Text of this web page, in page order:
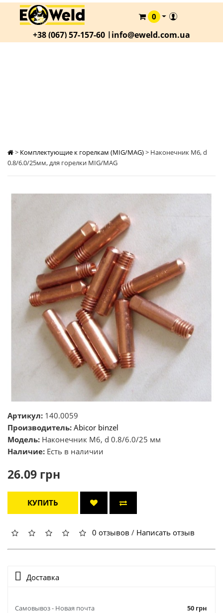
КАТАЛОГ
О
0
+38 (067) 57-157-60 |info@eweld.com.ua
> Комплектующие к горелкам (MIG/MAG)> Наконечник М6, d
0.8/6.0/25мм, для горелки MIG/MAG
Артикул: 140.0059
Производитель: Abicor binzel
Модель: Наконечник М6, d 0.8/6.0/25 мм
Наличие: Есть в наличии
26.09 грн
КУПИТЬ
0 отзывов / Написать отзыв
Доставка
Самовывоз - Новая почта
50 грн